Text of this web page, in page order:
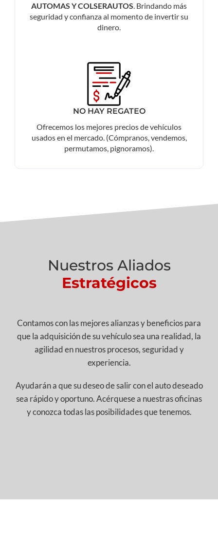
AUTOMAS Y COLSERAUTOS . Brindando más
seguridad y confianza al momento de invertir su
dinero.
NO HAY REGATEO
Ofrecemos los mejores precios de vehículos
usados en el mercado. (Cómpranos, vendemos,
permutamos, pignoramos).
Nuestros Aliados
Estratégicos
Contamos con las mejores alianzas y beneficios para
que la adquisición de su vehículo sea una realidad, la
agilidad en nuestros procesos, seguridad y
experiencia.
Ayudarán a que su deseo de salir con el auto deseado
sea rápido y oportuno. Acérquese a nuestras oficinas
y conozca todas las posibilidades que tenemos.